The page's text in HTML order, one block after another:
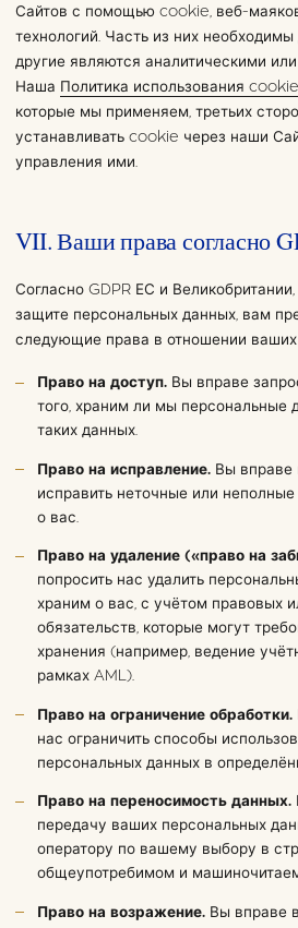
Сайтов с помощью cookie, веб-
технологий. Часть из них
другие являются аналитическими
Наша Политика использования cookie
которые мы применяем, третьих
устанавливать cookie через наши
управления ими.
VII. Ваши права согласно
Согласно GDPR ЕС и
защите персональных данных, вам
следующие права в отношении
Право на доступ.Вы вправе
того, храним ли мы персональные
таких данных.
Право на исправление.Вы вправе
исправить неточные или
о вас.
Право на удаление («право на
попросить нас удалить
храним о вас, с учётом правовых
обязательств, которые могут
хранения (например, ведение
рамках AML).
Право на ограничение обработки.
нас ограничить способы
персональных данных в
Право на переносимость данных.
передачу ваших персональных
оператору по вашему выбору в
общеупотребимом и
Право на возражение.Вы вправе